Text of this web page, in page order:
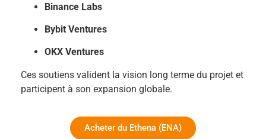
Binance Labs
Bybit Ventures
OKX Ventures
Ces soutiens valident la vision long terme du projet et
participent à son expansion globale.
Acheter du Ethena (ENA)